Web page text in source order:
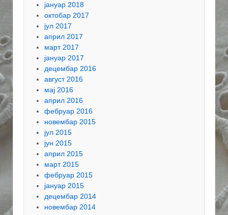
јануар 2018
октобар 2017
јул 2017
април 2017
март 2017
јануар 2017
децембар 2016
август 2016
мај 2016
април 2016
фебруар 2016
новембар 2015
јул 2015
јун 2015
април 2015
март 2015
фебруар 2015
јануар 2015
децембар 2014
новембар 2014